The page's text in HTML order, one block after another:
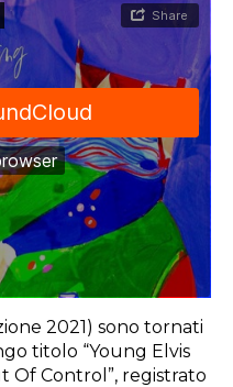
2021) sono tornati
titolo “Young Elvis
Of Control”, registrato